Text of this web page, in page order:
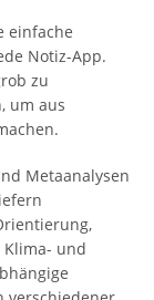
einfache
Notiz-App.
zu
um aus
Metaanalysen
und